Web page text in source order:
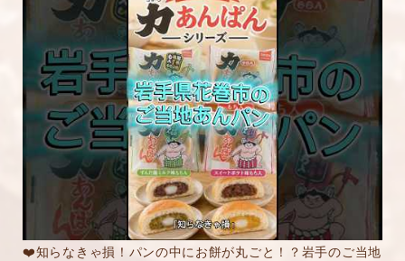
❤️知らなきゃ損！パンの中にお餅が丸ごと！？岩手のご当地